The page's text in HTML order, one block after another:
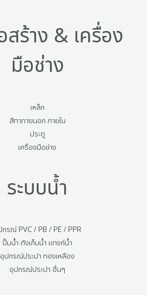
ร้าง & เครื่อง
มือช่าง
เหล็ก
สีทาภายนอก ภายใน
ประตู
เครื่องมือช่าง
ระบบน้ำ
รณ์ PVC / PB / PE / PPR
ปั๊มน้ำ ถังเก็บน้ำ แทงก์น้ำ
อุปกรณ์ประปา ทองเหลือง
อุปกรณ์ประปา อื่นๆ